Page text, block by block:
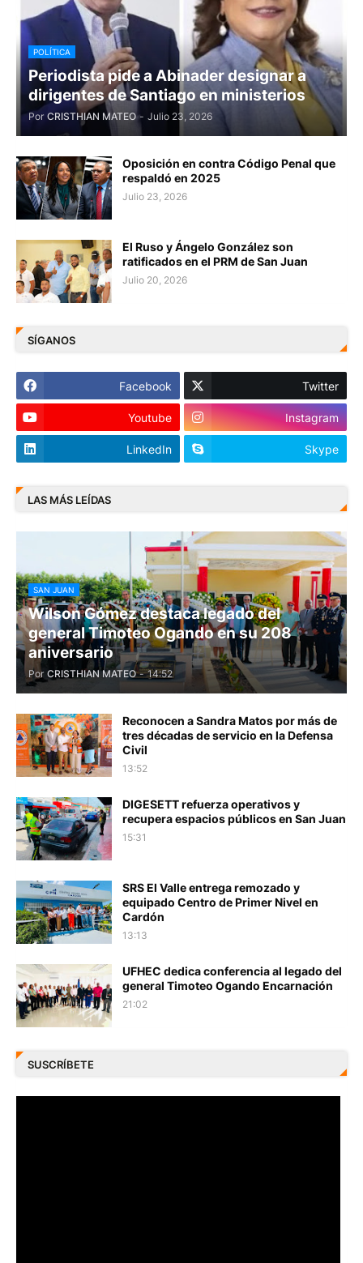
POLÍTICA
Periodista pide a Abinader designar a
dirigentes de Santiago en ministerios
Por CRISTHIAN MATEO - Julio 23, 2026
Oposición en contra Código Penal que
respaldó en 2025
Julio 23, 2026
El Ruso y Ángelo González son
ratificados en el PRM de San Juan
Julio 20, 2026
SÍGANOS
Facebook Twitter
Youtube Instagram
LinkedIn Skype
LAS MÁS LEÍDAS
SAN JUAN
Wilson Gómez destaca legado del
general Timoteo Ogando en su 208
aniversario
Por CRISTHIAN MATEO - 14:52
Reconocen a Sandra Matos por más de
tres décadas de servicio en la Defensa
Civil
13:52
DIGESETT refuerza operativos y
recupera espacios públicos en San Juan
15:31
SRS El Valle entrega remozado y
equipado Centro de Primer Nivel en
Cardón
13:13
UFHEC dedica conferencia al legado del
general Timoteo Ogando Encarnación
21:02
SUSCRÍBETE